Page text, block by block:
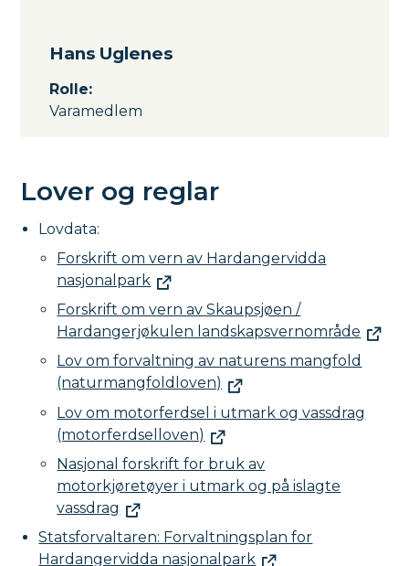
Hans Uglenes
Rolle:
Varamedlem
Lover og reglar
Lovdata:
Forskrift om vern av Hardangervidda
nasjonalpark
Forskrift om vern av Skaupsjøen /
Hardangerjøkulen landskapsvernområde
Lov om forvaltning av naturens mangfold
(naturmangfoldloven)
Lov om motorferdsel i utmark og vassdrag
(motorferdselloven)
Nasjonal forskrift for bruk av
motorkjøretøyer i utmark og på islagte
vassdrag
Statsforvaltaren: Forvaltningsplan for
Hardangervidda nasjonalpark